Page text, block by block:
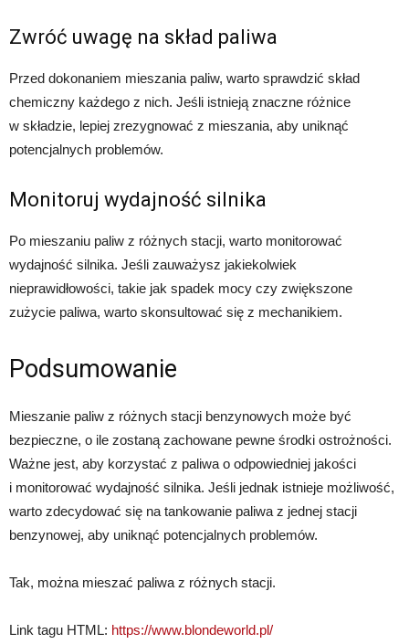
Zwróć uwagę na skład paliwa
Przed dokonaniem mieszania paliw, warto sprawdzić skład
chemiczny każdego z nich. Jeśli istnieją znaczne różnice
w składzie, lepiej zrezygnować z mieszania, aby uniknąć
potencjalnych problemów.
Monitoruj wydajność silnika
Po mieszaniu paliw z różnych stacji, warto monitorować
wydajność silnika. Jeśli zauważysz jakiekolwiek
nieprawidłowości, takie jak spadek mocy czy zwiększone
zużycie paliwa, warto skonsultować się z mechanikiem.
Podsumowanie
Mieszanie paliw z różnych stacji benzynowych może być
bezpieczne, o ile zostaną zachowane pewne środki ostrożności.
Ważne jest, aby korzystać z paliwa o odpowiedniej jakości
i monitorować wydajność silnika. Jeśli jednak istnieje możliwość,
warto zdecydować się na tankowanie paliwa z jednej stacji
benzynowej, aby uniknąć potencjalnych problemów.
Tak, można mieszać paliwa z różnych stacji.
Link tagu HTML: https://www.blondeworld.pl/